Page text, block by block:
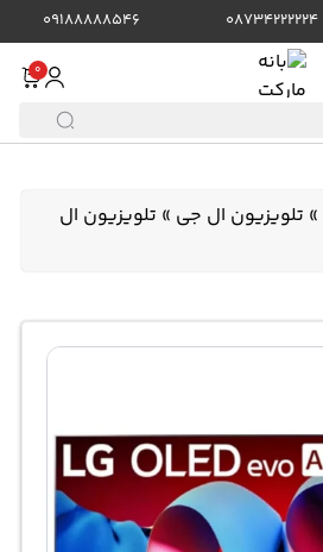
08734222224
09188888546
0
» تلویزیون ال جی » تلویزیون ال